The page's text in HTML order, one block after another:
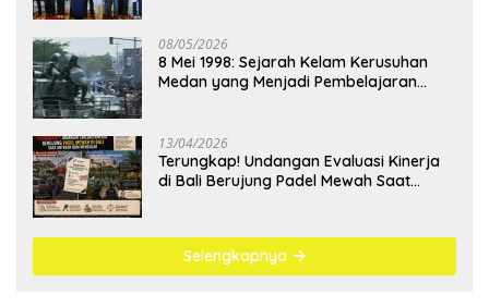
08/05/2026
8 Mei 1998: Sejarah Kelam Kerusuhan
Medan yang Menjadi Pembelajaran
13/04/2026
Terungkap! Undangan Evaluasi Kinerja
di Bali Berujung Padel Mewah Saat
Selengkapnya